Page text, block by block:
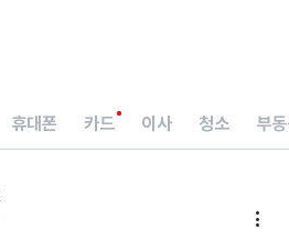
휴대폰 카드 이사 청소 부
